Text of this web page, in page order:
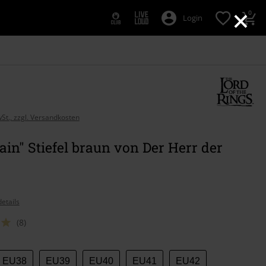
×
Login 0
zzgl. Versandkosten
Stiefel braun von Der Herr der
(8)
EU38 EU39 EU40 EU41 EU42